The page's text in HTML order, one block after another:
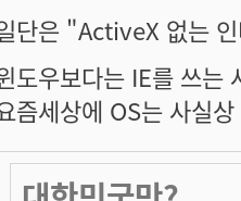
단은 "ActiveX 없는
도우보다는 IE를 쓰는
즘세상에 OS는 사실